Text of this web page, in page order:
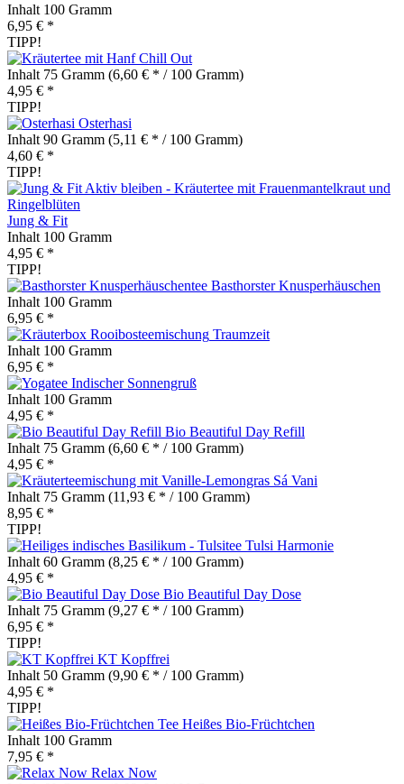
Inhalt 100 Gramm
6,95 € *
TIPP!
Chill Out
Inhalt 75 Gramm (6,60 € * / 100 Gramm)
4,95 € *
TIPP!
Osterhasi
Inhalt 90 Gramm (5,11 € * / 100 Gramm)
4,60 € *
TIPP!
Jung & Fit
Inhalt 100 Gramm
4,95 € *
TIPP!
Basthorster Knusperhäuschen
Inhalt 100 Gramm
6,95 € *
Traumzeit
Inhalt 100 Gramm
6,95 € *
Indischer Sonnengruß
Inhalt 100 Gramm
4,95 € *
Bio Beautiful Day Refill
Inhalt 75 Gramm (6,60 € * / 100 Gramm)
4,95 € *
Sá Vani
Inhalt 75 Gramm (11,93 € * / 100 Gramm)
8,95 € *
TIPP!
Tulsi Harmonie
Inhalt 60 Gramm (8,25 € * / 100 Gramm)
4,95 € *
Bio Beautiful Day Dose
Inhalt 75 Gramm (9,27 € * / 100 Gramm)
6,95 € *
TIPP!
KT Kopffrei
Inhalt 50 Gramm (9,90 € * / 100 Gramm)
4,95 € *
TIPP!
Heißes Bio-Früchtchen
Inhalt 100 Gramm
7,95 € *
Relax Now